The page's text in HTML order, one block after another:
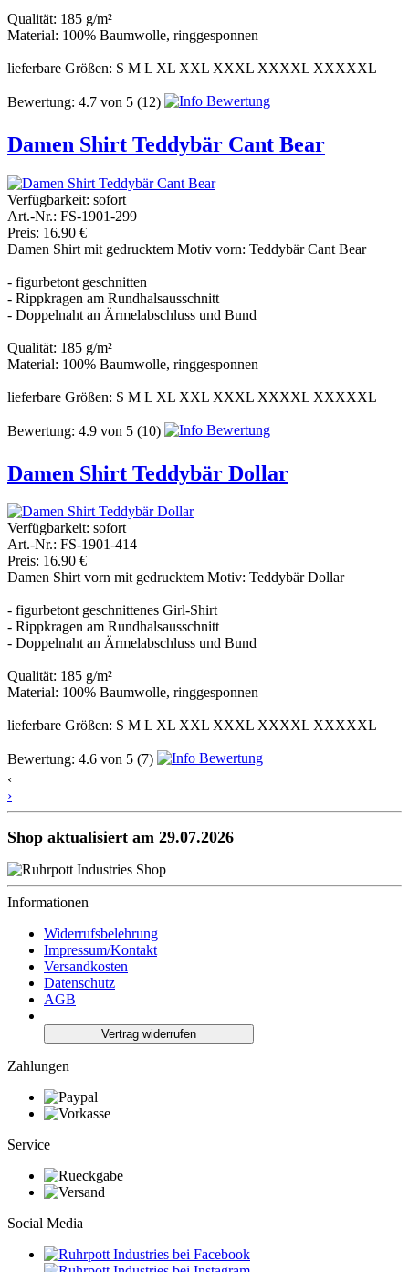
Qualität: 185 g/m²
Material: 100% Baumwolle, ringgesponnen
lieferbare Größen: S M L XL XXL XXXL XXXXL XXXXXL
Bewertung: 4.7 von 5 (12)
Damen Shirt Teddybär Cant Bear
Verfügbarkeit: sofort
Art.-Nr.: FS-1901-299
Preis: 16.90 €
Damen Shirt mit gedrucktem Motiv vorn: Teddybär Cant Bear
- figurbetont geschnitten
- Rippkragen am Rundhalsausschnitt
- Doppelnaht an Ärmelabschluss und Bund
Qualität: 185 g/m²
Material: 100% Baumwolle, ringgesponnen
lieferbare Größen: S M L XL XXL XXXL XXXXL XXXXXL
Bewertung: 4.9 von 5 (10)
Damen Shirt Teddybär Dollar
Verfügbarkeit: sofort
Art.-Nr.: FS-1901-414
Preis: 16.90 €
Damen Shirt vorn mit gedrucktem Motiv: Teddybär Dollar
- figurbetont geschnittenes Girl-Shirt
- Rippkragen am Rundhalsausschnitt
- Doppelnaht an Ärmelabschluss und Bund
Qualität: 185 g/m²
Material: 100% Baumwolle, ringgesponnen
lieferbare Größen: S M L XL XXL XXXL XXXXL XXXXXL
Bewertung: 4.6 von 5 (7)
‹
›
Shop aktualisiert am 29.07.2026
Informationen
Widerrufsbelehrung
Impressum/Kontakt
Versandkosten
Datenschutz
AGB
Vertrag widerrufen
Zahlungen
Service
Social Media